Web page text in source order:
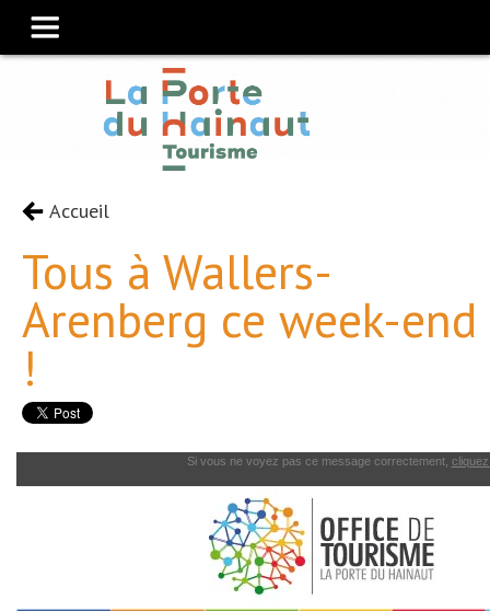
Accueil
Tous à Wallers-
Arenberg ce week-end
!
Si vous ne voyez pas ce message correctement,